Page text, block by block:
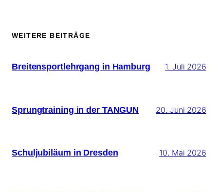
WEITERE BEITRÄGE
Breitensportlehrgang in Hamburg 1. Juli 2026
Sprungtraining in der TANGUN 20. Juni 2026
Schuljubiläum in Dresden 10. Mai 2026